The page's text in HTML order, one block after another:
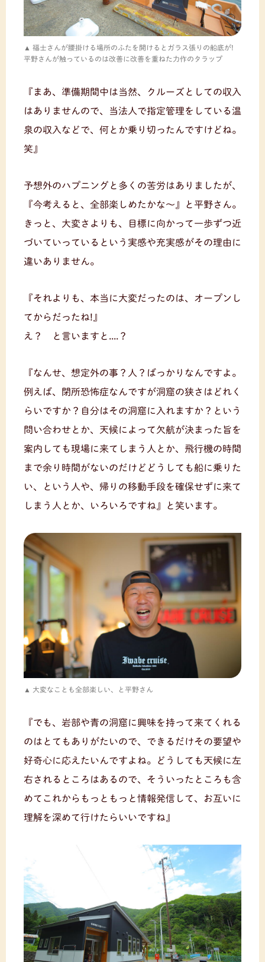
福士さんが腰掛ける場所のふたを開けるとガラス張りの船底が!
平野さんが触っているのは改善に改善を重ねた力作のタラップ
『まあ、準備期間中は当然、クルーズとしての収入
はありませんので、当法人で指定管理をしている温
泉の収入などで、何とか乗り切ったんですけどね。
笑』
予想外のハプニングと多くの苦労はありましたが、
『今考えると、全部楽しめたかな～』と平野さん。
きっと、大変さよりも、目標に向かって一歩ずつ近
づいていっているという実感や充実感がその理由に
違いありません。
『それよりも、本当に大変だったのは、オープンし
てからだったね!』
え？ と言いますと....？
『なんせ、想定外の事？人？ばっかりなんですよ。
例えば、閉所恐怖症なんですが洞窟の狭さはどれく
らいですか？自分はその洞窟に入れますか？という
問い合わせとか、天候によって欠航が決まった旨を
案内しても現場に来てしまう人とか、飛行機の時間
まで余り時間がないのだけどどうしても船に乗りた
い、という人や、帰りの移動手段を確保せずに来て
しまう人とか、いろいろですね』と笑います。
大変なことも全部楽しい、と平野さん
『でも、岩部や青の洞窟に興味を持って来てくれる
のはとてもありがたいので、できるだけその要望や
好奇心に応えたいんですよね。どうしても天候に左
右されるところはあるので、そういったところも含
めてこれからもっともっと情報発信して、お互いに
理解を深めて行けたらいいですね』